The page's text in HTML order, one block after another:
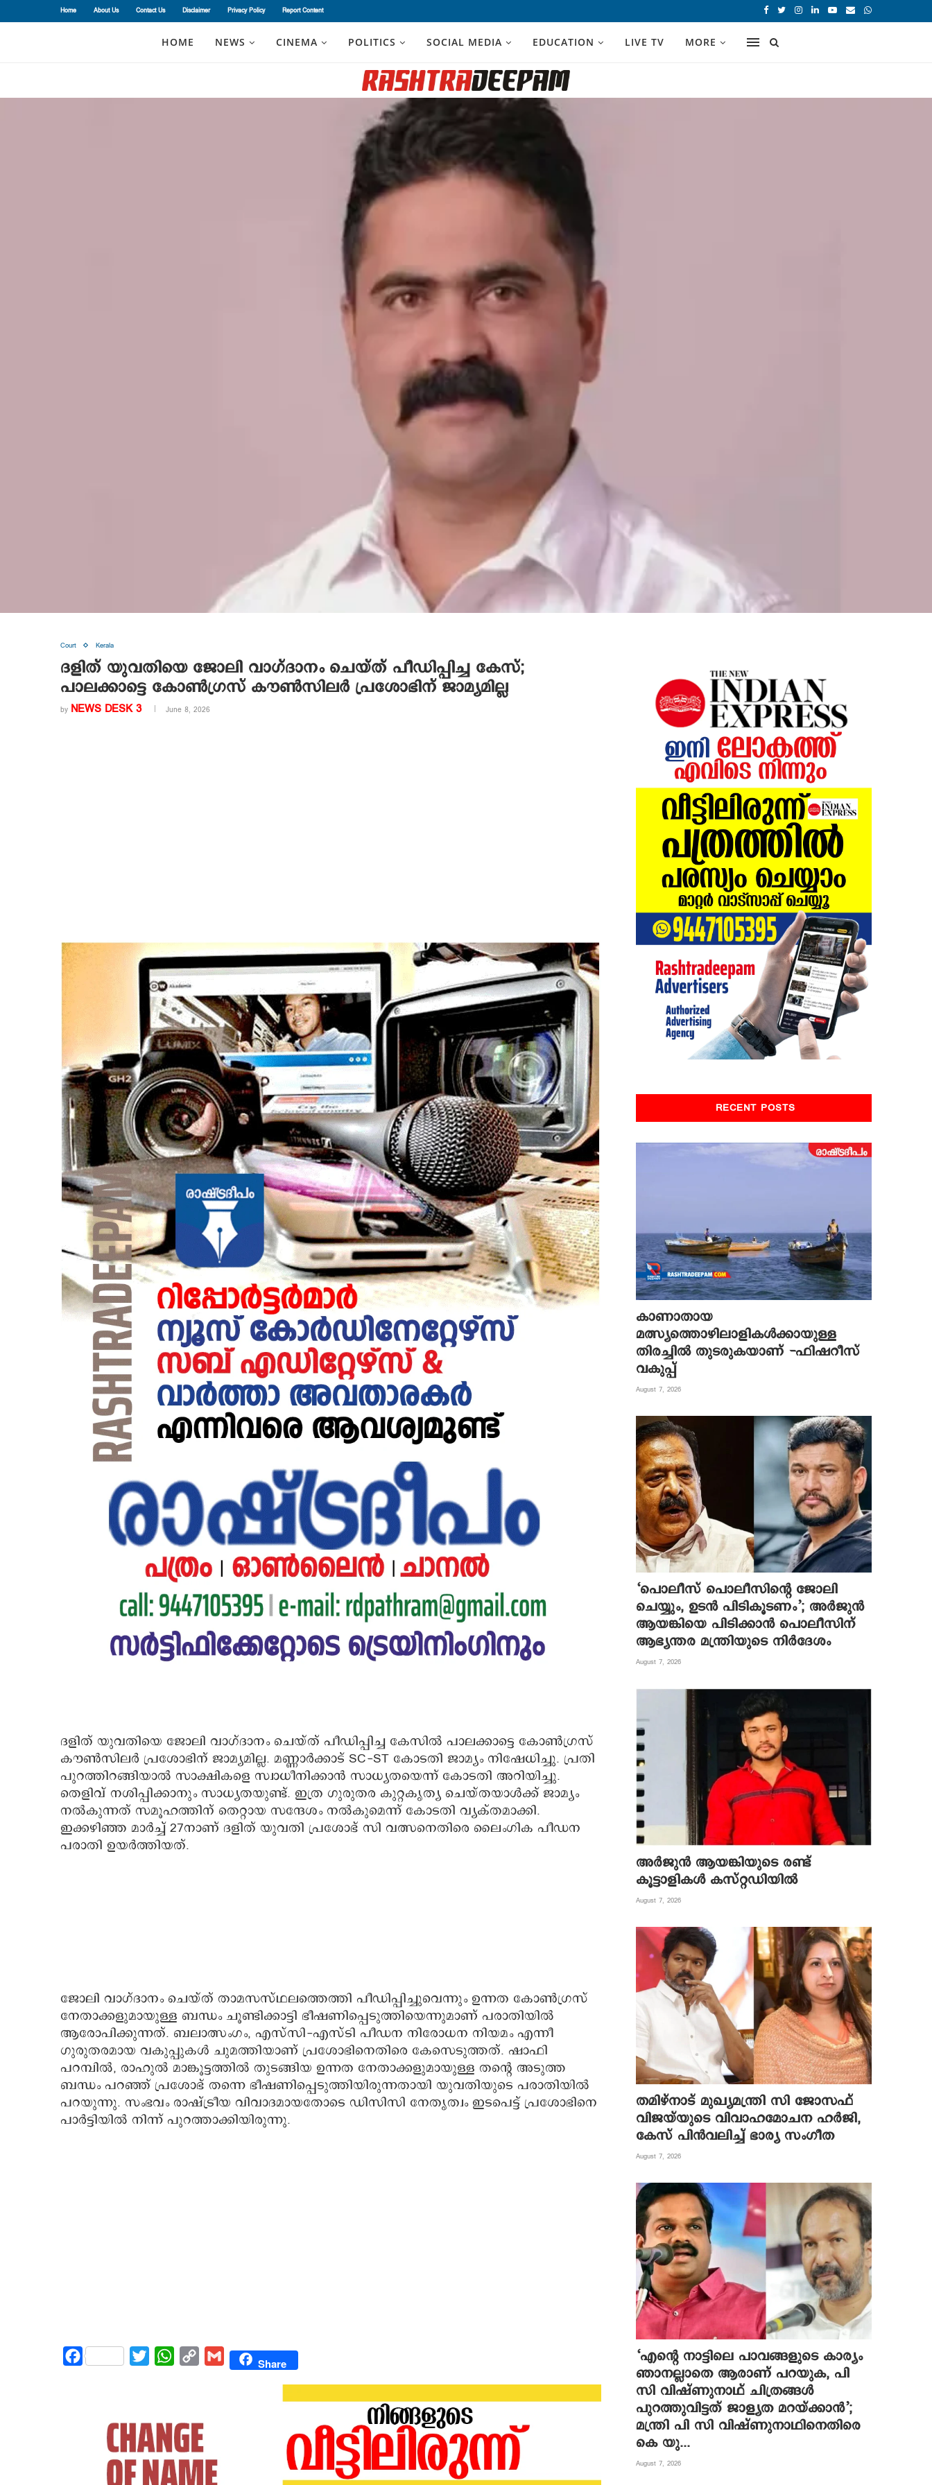
Home About Us Contact Us Disclaimer Privacy Policy Report Content
HOME NEWS CINEMA POLITICS SOCIAL MEDIA EDUCATION LIVE TV MORE
Court Kerala
ദളിത് യുവതിയെ ജോലി വാഗ്ദാനം ചെയ്ത് പീഡിപ്പിച്ച കേസ്;
പാലക്കാട്ടെ കോൺഗ്രസ് കൗൺസിലർ പ്രശോഭിന് ജാമ്യമില്ല
by NEWS DESK 3 June 8, 2026
ദളിത് യുവതിയെ ജോലി വാഗ്ദാനം ചെയ്ത് പീഡിപ്പിച്ച കേസിൽ പാലക്കാട്ടെ കോൺഗ്രസ്
കൗൺസിലർ പ്രശോഭിന് ജാമ്യമില്ല. മണ്ണാർക്കാട് SC-ST കോടതി ജാമ്യം നിഷേധിച്ചു. പ്രതി
പുറത്തിറങ്ങിയാൽ സാക്ഷികളെ സ്വാധീനിക്കാൻ സാധ്യതയെന്ന് കോടതി അറിയിച്ചു.
തെളിവ് നശിപ്പിക്കാനും സാധ്യതയുണ്ട്. ഇത്ര ഗുരുതര കുറ്റകൃത്യ ചെയ്തയാൾക്ക് ജാമ്യം
നൽകുന്നത് സമൂഹത്തിന് തെറ്റായ സന്ദേശം നൽകുമെന്ന് കോടതി വ്യക്തമാക്കി.
ഇക്കഴിഞ്ഞ മാർച്ച്‌ 27നാണ് ദളിത് യുവതി പ്രശോഭ് സി വത്സനെതിരെ ലൈംഗിക പീഡന
പരാതി ഉയർത്തിയത്.
ജോലി വാഗ്ദാനം ചെയ്ത് താമസസ്ഥലത്തെത്തി പീഡിപ്പിച്ചുവെന്നും ഉന്നത കോൺഗ്രസ്
നേതാക്കളുമായുള്ള ബന്ധം ചൂണ്ടിക്കാട്ടി ഭീഷണിപ്പെടുത്തിയെന്നുമാണ് പരാതിയിൽ
ആരോപിക്കുന്നത്. ബലാത്സംഗം, എസ്‌സി-എസ്ടി പീഡന നിരോധന നിയമം എന്നീ
ഗുരുതരമായ വകുപ്പുകൾ ചുമത്തിയാണ് പ്രശോഭിനെതിരെ കേസെടുത്തത്. ഷാഫി
പറമ്പിൽ, രാഹുൽ മാങ്കൂട്ടത്തിൽ തുടങ്ങിയ ഉന്നത നേതാക്കളുമായുള്ള തന്റെ അടുത്ത
ബന്ധം പറഞ്ഞ് പ്രശോഭ് തന്നെ ഭീഷണിപ്പെടുത്തിയിരുന്നതായി യുവതിയുടെ പരാതിയിൽ
പറയുന്നു. സംഭവം രാഷ്ട്രീയ വിവാദമായതോടെ ഡിസിസി നേതൃത്വം ഇടപെട്ട് പ്രശോഭിനെ
പാർട്ടിയിൽ നിന്ന് പുറത്താക്കിയിരുന്നു.
Facebook Twitter WhatsAppCopy
Gmail Share
RECENT POSTS
കാണാതായ
മത്സ്യത്തൊഴിലാളികൾക്കായുള്ള
തിരച്ചിൽ തുടരുകയാണ് -ഫിഷറീസ്
വകുപ്പ്
August 7, 2026
‘പൊലീസ് പൊലീസിന്റെ ജോലി
ചെയ്യും, ഉടന്‍ പിടികൂടണം’; അര്‍ജുന്‍
ആയങ്കിയെ പിടിക്കാന്‍ പൊലീസിന്
ആഭ്യന്തര മന്ത്രിയുടെ നിര്‍ദേശം
August 7, 2026
അര്‍ജുന്‍ ആയങ്കിയുടെ രണ്ട്
കൂട്ടാളികള്‍ കസ്റ്റഡിയില്‍
August 7, 2026
തമിഴ്നാട് മുഖ്യമന്ത്രി സി ജോസഫ്
വിജയ്‌യുടെ വിവാഹമോചന ഹർജി,
കേസ് പിൻവലിച്ച് ഭാര്യ സംഗീത
August 7, 2026
‘എന്റെ നാട്ടിലെ പാവങ്ങളുടെ കാര്യം
ഞാനല്ലാതെ ആരാണ് പറയുക, പി
സി വിഷ്‌ണുനാഥ് ചിത്രങ്ങൾ
പുറത്തുവിട്ടത് ജാള്യത മറയ്ക്കാൻ’;
മന്ത്രി പി സി വിഷ്ണുനാഥിനെതിരെ
കെ യു...
August 7, 2026